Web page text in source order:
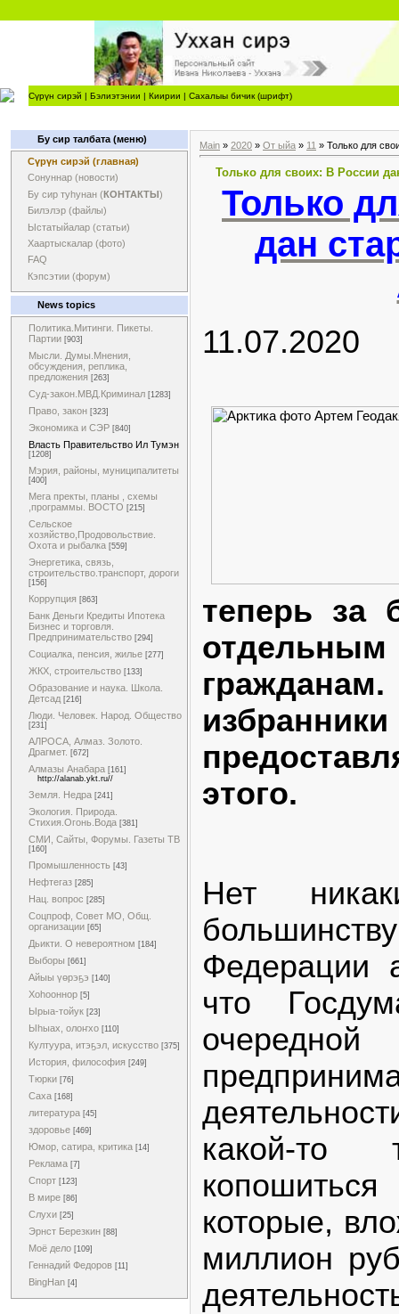
Сүрүн сирэй | Бэлиэтэнии | Киирии | Сахалыы бичик (шрифт)
Бу сир талбата (меню)
Сүрүн сирэй (главная)
Сонуннар (новости)
Бу сир туһунан (КОНТАКТЫ)
Билэлэр (файлы)
Ыстатыйалар (статьи)
Хаартыскалар (фото)
FAQ
Кэпсэтии (форум)
News topics
Политика.Митинги. Пикеты.
Партии [903]
Мысли. Думы.Мнения,
обсуждения, реплика,
предложения [263]
Суд-закон.МВД.Криминал [1283]
Право, закон [323]
Экономика и СЭР [840]
Власть Правительство Ил Тумэн
[1208]
Мэрия, районы, муниципалитеты
[400]
Мега пректы, планы , схемы
,программы. ВОСТО [215]
Сельское
хозяйство,Продовольствие.
Охота и рыбалка [559]
Энергетика, связь,
строительство.транспорт, дороги
[156]
Коррупция [863]
Банк Деньги Кредиты Ипотека
Бизнес и торговля.
Предпринимательство [294]
Социалка, пенсия, жилье [277]
ЖКХ, строительство [133]
Образование и наука. Школа.
Детсад [216]
Люди. Человек. Народ. Общество
[231]
АЛРОСА, Алмаз. Золото.
Драгмет. [672]
Алмазы Анабара [161]
http://alanab.ykt.ru//
Земля. Недра [241]
Экология. Природа.
Стихия.Огонь.Вода [381]
СМИ, Сайты, Форумы. Газеты ТВ
[160]
Промышленность [43]
Нефтегаз [285]
Нац. вопрос [285]
Соцпроф, Совет МО, Общ.
организации [65]
Дьикти. О невероятном [184]
Выборы [661]
Айыы үөрэҕэ [140]
Хоһооннор [5]
Ырыа-тойук [23]
Ыһыах, олоҥхо [110]
Култуура, итэҕэл, искусство [375]
История, философия [249]
Тюрки [76]
Саха [168]
литература [45]
здоровье [469]
Юмор, сатира, критика [14]
Реклама [7]
Спорт [123]
В мире [86]
Слухи [25]
Эрнст Березкин [88]
Моё дело [109]
Геннадий Федоров [11]
BingHan [4]
Main » 2020 » От ыйа » 11 » Только для
Только для своих: В России
Только
дан
11.07.2020
теперь за
этого.
Нет
Федерации
что
какой-то
которые,
миллион